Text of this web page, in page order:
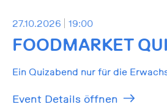
27.10.2026 19:00
FOODMARKET
Ein Quizabend nur für die
Event Details öffnen